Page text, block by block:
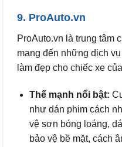
9. ProAuto.vn
ProAuto.vn là trung tâm
mang đến những dịch
làm đẹp cho chiếc xe
Thế mạnh nổi bật:
như dán phim cách
vệ sơn bóng loáng,
bảo vệ bề mặt, cách